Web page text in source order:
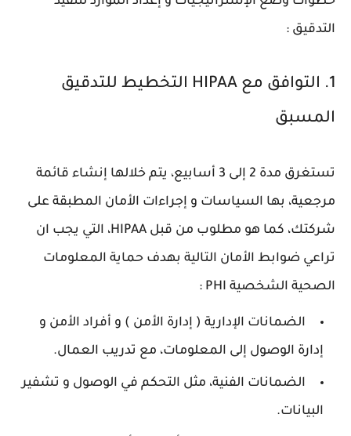
التدقيق :
1. التوافق مع HIPAA التخطيط للتدقيق
المسبق
تستغرق مدة 2 إلى 3 أسابيع، يتم خلالها إنشاء قائمة
مرجعية، بها السياسات و إجراءات الأمان المطبقة على
شركتك، كما هو مطلوب من قبل HIPAA، التي يجب ان
تراعي ضوابط الأمان التالية بهدف حماية المعلومات
الصحية الشخصية PHI :
الضمانات الإدارية ( إدارة الأمن ) و أفراد الأمن و
إدارة الوصول إلى المعلومات، مع تدريب العمال.
الضمانات الفنية، مثل التحكم في الوصول و تشفير
البيانات.